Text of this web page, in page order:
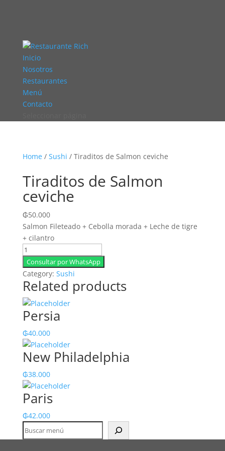
Inicio
Nosotros
Restaurantes
Menú
Contacto
Home/ Sushi / Tiraditos de Salmon ceviche
Tiraditos de Salmon
ceviche
₲50.000
Salmon Fileteado + Cebolla morada + Leche de tigre
+ cilantro
Tiraditos
de
Salmon
ceviche
quantity
Consultar por WhatsApp
Category: Sushi
Related products
Persia
₲40.000
New Philadelphia
₲38.000
Paris
₲42.000
Buscar